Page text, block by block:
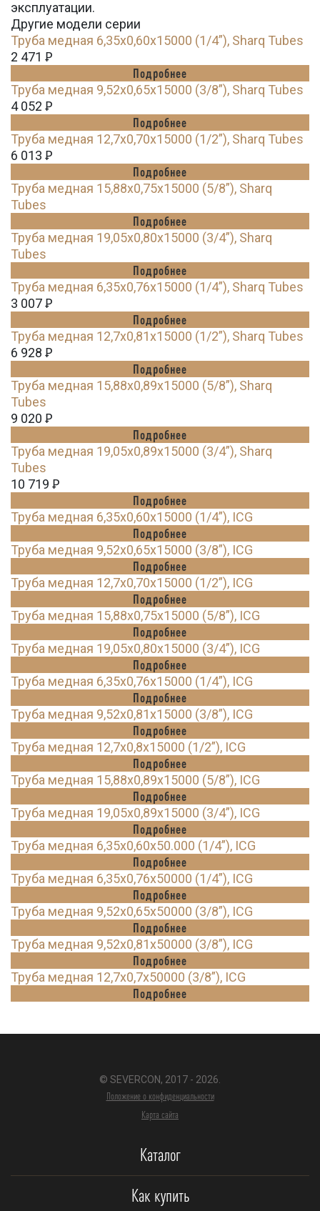
эксплуатации.
Другие модели серии
Труба медная 6,35х0,60х15000 (1/4”), Sharq Tubes
2 471 Ꝑ
Подробнее
Труба медная 9,52х0,65х15000 (3/8”), Sharq Tubes
4 052 Ꝑ
Подробнее
Труба медная 12,7х0,70х15000 (1/2”), Sharq Tubes
6 013 Ꝑ
Подробнее
Труба медная 15,88х0,75х15000 (5/8”), Sharq
Tubes
Подробнее
Труба медная 19,05х0,80х15000 (3/4”), Sharq
Tubes
Подробнее
Труба медная 6,35х0,76х15000 (1/4”), Sharq Tubes
3 007Ꝑ
Подробнее
Труба медная 12,7х0,81х15000 (1/2”), Sharq Tubes
6 928 Ꝑ
Подробнее
Труба медная 15,88х0,89х15000 (5/8”), Sharq
Tubes
9 020 Ꝑ
Подробнее
Труба медная 19,05х0,89х15000 (3/4”), Sharq
Tubes
10 719 Ꝑ
Подробнее
Труба медная 6,35х0,60х15000 (1/4”), ICG
Подробнее
Труба медная 9,52х0,65х15000 (3/8”), ICG
Подробнее
Труба медная 12,7х0,70х15000 (1/2”), ICG
Подробнее
Труба медная 15,88х0,75х15000 (5/8”), ICG
Подробнее
Труба медная 19,05х0,80х15000 (3/4”), ICG
Подробнее
Труба медная 6,35х0,76х15000 (1/4”), ICG
Подробнее
Труба медная 9,52х0,81х15000 (3/8”), ICG
Подробнее
Труба медная 12,7х0,8х15000 (1/2”), ICG
Подробнее
Труба медная 15,88х0,89х15000 (5/8”), ICG
Подробнее
Труба медная 19,05х0,89х15000 (3/4”), ICG
Подробнее
Труба медная 6,35х0,60х50.000 (1/4”), ICG
Подробнее
Труба медная 6,35х0,76х50000 (1/4”), ICG
Подробнее
Труба медная 9,52х0,65х50000 (3/8”), ICG
Подробнее
Труба медная 9,52х0,81х50000 (3/8”), ICG
Подробнее
Труба медная 12,7х0,7х50000 (3/8”), ICG
Подробнее
© SEVERCON, 2017 - 2026.
Положение о конфиденциальности
Карта сайта
Каталог
Как купить